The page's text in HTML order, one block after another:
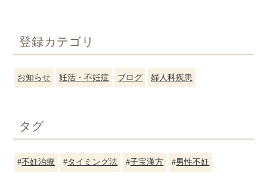
登録カテゴリ
お知らせ 妊活・不妊症 ブログ 婦人科疾患
タグ
#不妊治療 #タイミング法 #子宝漢方 #男性不妊